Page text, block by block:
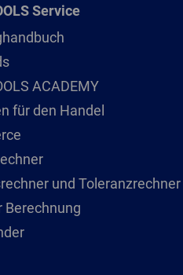
Service
ACADEMY
für den Handel
und Toleranzrechner
Berechnung